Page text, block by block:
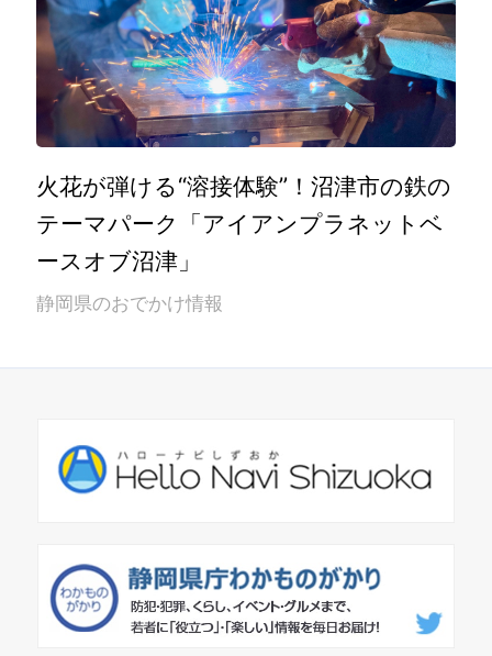
火花が弾ける“溶接体験”！沼津市の鉄の
テーマパーク「アイアンプラネットベ
ースオブ沼津」
静岡県のおでかけ情報